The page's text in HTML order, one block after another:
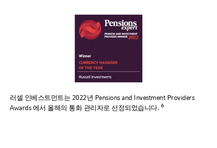
러셀 인베스트먼트는 2022년 Pensions and Investment Providers
Awards 에서 올해의 통화 관리자로 선정되었습니다. 6